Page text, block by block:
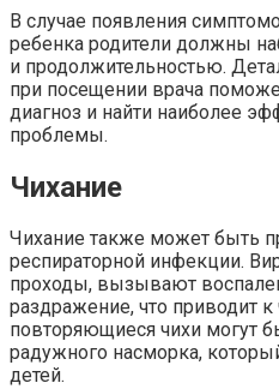
В случае появления
ребенка родители должны
и продолжительностью.
при посещении врача
диагноз и найти наиболее
проблемы.
Чихание
Чихание также может быть
респираторной инфекции.
проходы, вызывают
раздражение, что приводит
повторяющиеся чихи могут
радужного насморка,
детей.